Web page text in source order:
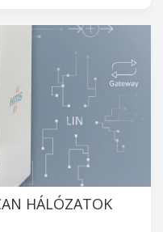
HÁLÓZATOK